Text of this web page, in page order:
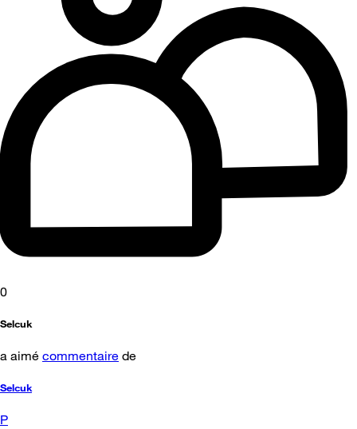
0
Selcuk
a aimé commentaire de
Selcuk
P